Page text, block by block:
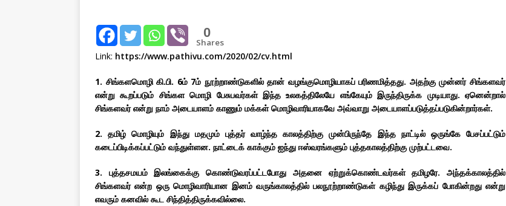
வலியுறுத்துகிறது
[ August 3, 2026 ] A Response to Professor Jonathan Goodhand: Why Academics Must
0
Shares
Link: https://www.pathivu.com/2020/02/cv.html
1. சிங்களமொழி கி.பி. 6ம் 7ம் நூற்றாண்டுகளில் தான் வழங்குமொழியாகப் பரிணமித்தது. அதற்கு முன்னர் சிங்களவர்
என்று கூறப்படும் சிங்கள மொழி பேசுபவர்கள் இந்த உலகத்திலேயே எங்கேயும் இருந்திருக்க முடியாது. ஏனென்றால்
சிங்களவர் என்று நாம் அடையாளம் காணும் மக்கள் மொழிவாரியாகவே அவ்வாறு அடையாளப்படுத்தப்படுகின்றார்கள்.
2. தமிழ் மொழியும் இந்து மதமும் புத்தர் வாழ்ந்த காலத்திற்கு முன்பிருந்தே இந்த நாட்டில் ஒருங்கே பேசப்பட்டும்
கடைப்பிடிக்கப்பட்டும் வந்துள்ளன. நாட்டைக் காக்கும் ஐந்து ஈஸ்வரங்களும் புத்தகாலத்திற்கு முற்பட்டவை.
3. புத்தசமயம் இலங்கைக்கு கொண்டுவரப்பட்டபோது அதனை ஏற்றுக்கொண்டவர்கள் தமிழரே. அந்தக்காலத்தில்
சிங்களவர் என்ற ஒரு மொழிவாரியான இனம் வருங்காலத்தில் பலநூற்றாண்டுகள் கழிந்து இருக்கப் போகின்றது என்று
எவரும் கனவில் கூட சிந்தித்திருக்கவில்லை.